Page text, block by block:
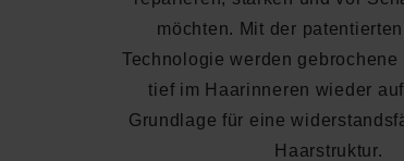
möchten. Mit der
Technologie werden
tief im Haarinneren wieder
Grundlage für eine
Haarstruktur.